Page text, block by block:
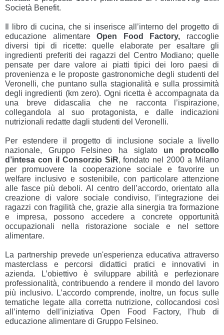
Società Benefit.
Il libro di cucina, che si inserisce all’interno del progetto di
educazione alimentareOpen Food Factory, raccoglie
diversi tipi di ricette: quelle elaborate per esaltare gli
ingredienti preferiti dei ragazzi del Centro Modiano; quelle
pensate per dare valore ai piatti tipici dei loro paesi di
provenienza e le proposte gastronomiche degli studenti del
Veronelli, che puntano sulla stagionalità e sulla prossimità
degli ingredienti (km zero). Ogni ricetta è accompagnata da
una breve didascalia che ne racconta l’ispirazione,
collegandola al suo protagonista, e dalle indicazioni
nutrizionali redatte dagli studenti del Veronelli.
Per estendere il progetto di inclusione sociale a livello
nazionale, Gruppo Felsineo ha siglato un protocollo
d’intesa con il Consorzio SiR, fondato nel 2000 a Milano
per promuovere la cooperazione sociale e favorire un
welfare inclusivo e sostenibile, con particolare attenzione
alle fasce più deboli. Al centro dell’accordo, orientato alla
creazione di valore sociale condiviso, l’integrazione dei
ragazzi con fragilità che, grazie alla sinergia tra formazione
e impresa, possono accedere a concrete opportunità
occupazionali nella ristorazione sociale e nel settore
alimentare.
La partnership prevede un'esperienza educativa attraverso
masterclass e percorsi didattici pratici e innovativi in
azienda. L’obiettivo è sviluppare abilità e perfezionare
professionalità, contribuendo a rendere il mondo del lavoro
più inclusivo. L’accordo comprende, inoltre, un focus sulle
tematiche legate alla corretta nutrizione, collocandosi così
all’interno dell’iniziativa Open Food Factory, l’hub di
educazione alimentare di Gruppo Felsineo.